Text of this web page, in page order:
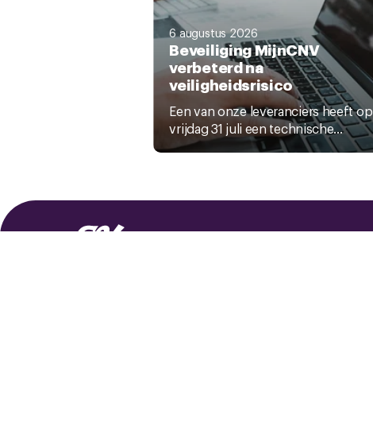
6 augustus 2026
Beveiliging MijnCNV
verbeterd na
veiligheidsrisico
Een van onze leveranciers heeft op
vrijdag 31 juli een technische...